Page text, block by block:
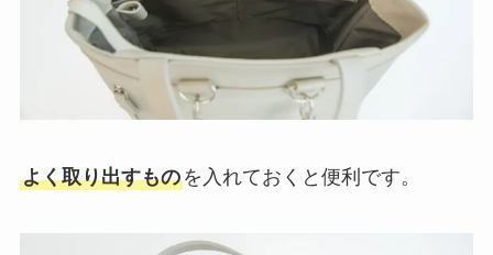
よく取り出すものを入れておくと便利です。